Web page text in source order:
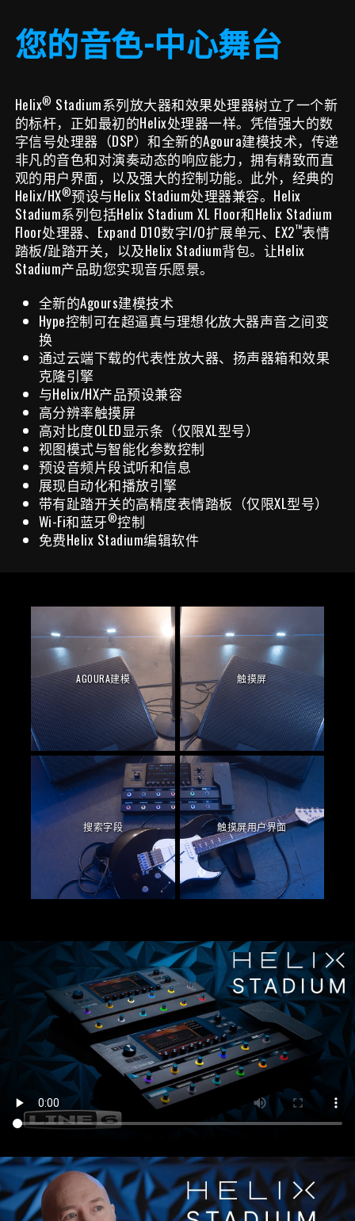
您的音色-中心舞台
Helix® Stadium系列放大器和效果处理器树立了一个新
的标杆，正如最初的Helix处理器一样。凭借强大的数
字信号处理器（DSP）和全新的Agoura建模技术，传递
非凡的音色和对演奏动态的响应能力，拥有精致而直
观的用户界面，以及强大的控制功能。此外，经典的
Helix/HX®预设与Helix Stadium处理器兼容。Helix
Stadium系列包括Helix Stadium XL Floor和Helix Stadium
Floor处理器、Expand D10数字I/O扩展单元、EX2™表情
踏板/趾踏开关，以及Helix Stadium背包。让Helix
Stadium产品助您实现音乐愿景。
全新的Agours建模技术
Hype控制可在超逼真与理想化放大器声音之间变
换
通过云端下载的代表性放大器、扬声器箱和效果
克隆引擎
与Helix/HX产品预设兼容
高分辨率触摸屏
高对比度OLED显示条（仅限XL型号）
视图模式与智能化参数控制
预设音频片段试听和信息
展现自动化和播放引擎
带有趾踏开关的高精度表情踏板（仅限XL型号）
Wi-Fi和蓝牙®控制
免费Helix Stadium编辑软件
AGOURA建模 触摸屏
搜索字段 触摸屏用户界面